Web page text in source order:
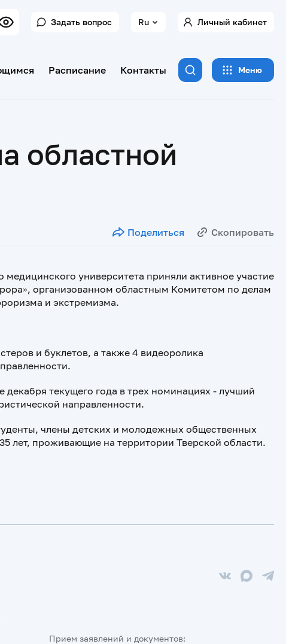
Задать вопрос Ru Личный кабинет
Расписание Контакты Меню
областной
Поделиться Скопировать
медицинского университета приняли активное участие
организованном областным Комитетом по делам
и экстремизма.
и буклетов, а также 4 видеоролика
текущего года в трех номинациях - лучший
направленности.
члены детских и молодежных общественных
лет, проживающие на территории Тверской области.
Прием заявлений и документов: